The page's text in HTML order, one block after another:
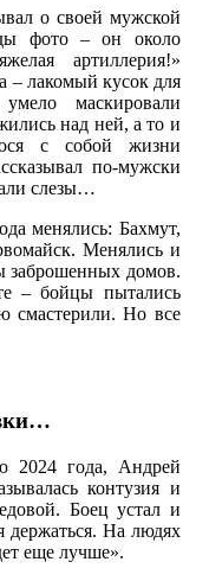
о своей мужской
фото – он около
артиллерия!»
– лакомый кусок для
маскировали
над ней, а то и
с собой жизни
по-мужски
слезы…
менялись: Бахмут,
Менялись и
заброшенных домов.
– бойцы пытались
смастерили. Но все
2024 года, Андрей
контузия и
Боец устал и
держаться. На людях
еще лучше».